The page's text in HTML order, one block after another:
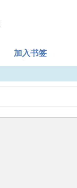
加入书签